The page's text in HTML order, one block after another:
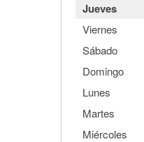
Jueves
Viernes
Sábado
Domingo
Lunes
Martes
Miércoles